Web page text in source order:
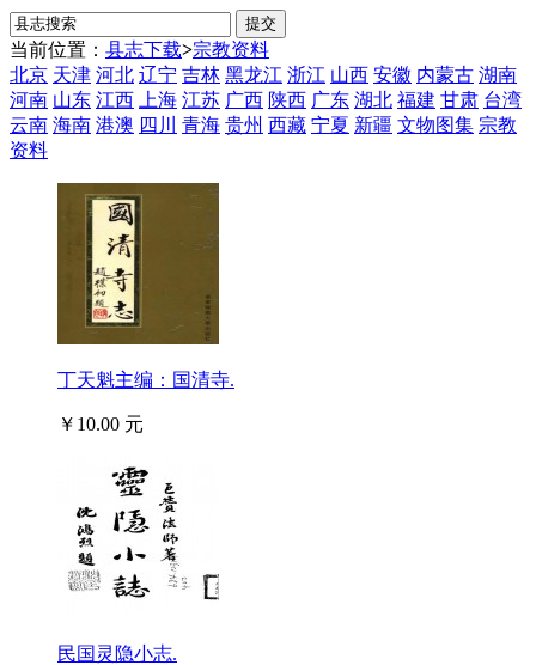
当前位置： 县志下载>宗教资料
北京 天津 河北 辽宁 吉林 黑龙江 浙江 山西 安徽 内蒙古 湖南
河南 山东 江西 上海 江苏 广西 陕西 广东 湖北 福建 甘肃 台湾
云南 海南 港澳 四川 青海 贵州 西藏 宁夏 新疆 文物图集 宗教
资料
丁天魁主编：国清寺.
￥10.00 元
民国灵隐小志.